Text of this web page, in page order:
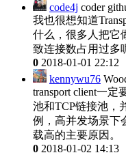
code4j coder
我也很想知道
什么，很多人把它
致连接数占用过多
0 2018-01-01 22:12
kennywu76
transport client一
池和TCP链接池，
例，高并发场景下
载高的主要原因。
0 2018-01-02 14:13